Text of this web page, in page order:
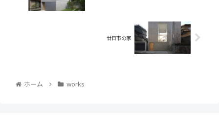
廿日市の家
ホーム works